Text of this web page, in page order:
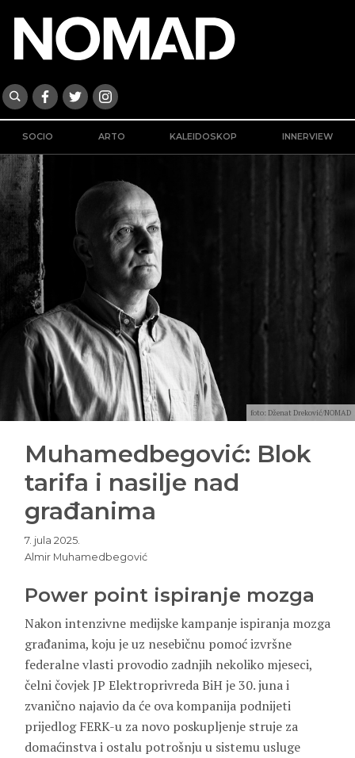
SOCIO ARTO KALEIDOSKOP INNERVIEW
foto: Dženat Dreković/NOMAD
Muhamedbegović: Blok
tarifa i nasilje nad
građanima
7. jula 2025.
Almir Muhamedbegović
Power point ispiranje mozga
Nakon intenzivne medijske kampanje ispiranja mozga
građanima, koju je uz nesebičnu pomoć izvršne
federalne vlasti provodio zadnjih nekoliko mjeseci,
čelni čovjek JP Elektroprivreda BiH je 30. juna i
zvanično najavio da će ova kompanija podnijeti
prijedlog FERK-u za novo poskupljenje struje za
domaćinstva i ostalu potrošnju u sistemu usluge